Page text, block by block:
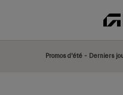
Promos d'été - Derniers